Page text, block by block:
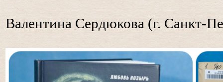
Валентина Сердюкова (г. Санкт-